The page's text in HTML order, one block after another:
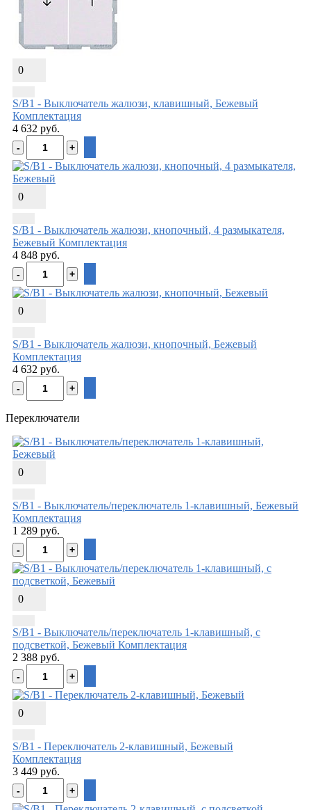
0
S/B1 - Выключатель жалюзи, клавишный, Бежевый
Комплектация
4 632 руб.
0
S/B1 - Выключатель жалюзи, кнопочный, 4 размыкателя,
Бежевый Комплектация
4 848 руб.
0
S/B1 - Выключатель жалюзи, кнопочный, Бежевый
Комплектация
4 632 руб.
Переключатели
0
S/B1 - Выключатель/переключатель 1-клавишный, Бежевый
Комплектация
1 289 руб.
0
S/B1 - Выключатель/переключатель 1-клавишный, с
подсветкой, Бежевый Комплектация
2 388 руб.
0
S/B1 - Переключатель 2-клавишный, Бежевый
Комплектация
3 449 руб.